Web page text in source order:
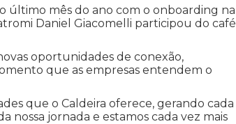
último mês do ano com o onboarding na
Daniel Giacomelli participou do café
oportunidades de conexão,
que as empresas entendem o
que o Caldeira oferece, gerando cada
nossa jornada e estamos cada vez mais